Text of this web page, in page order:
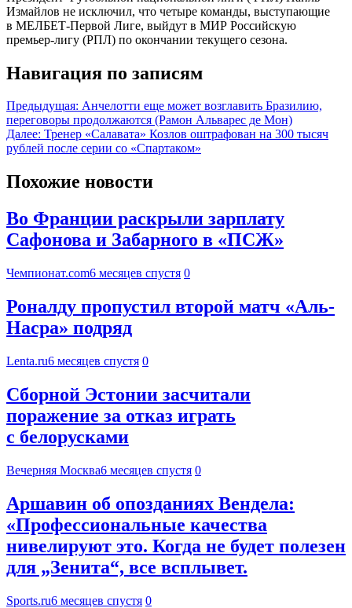
Измайлов не исключил, что четыре команды, выступающие
в МЕЛБЕТ‑Первой Лиге, выйдут в МИР Российскую
премьер‑лигу (РПЛ) по окончании текущего сезона.
Навигация по записям
Предыдущая: Анчелотти еще может возглавить Бразилию,
переговоры продолжаются (Рамон Альварес де Мон)
Далее: Тренер «Салавата» Козлов оштрафован на 300 тысяч
рублей после серии со «Спартаком»
Похожие новости
Во Франции раскрыли зарплату
Сафонова и Забарного в «ПСЖ»
Чемпионат.com6 месяцев спустя 0
Роналду пропустил второй матч «Аль-
Насра» подряд
Lenta.ru6 месяцев спустя 0
Сборной Эстонии засчитали
поражение за отказ играть
с белорусками
Вечерняя Москва6 месяцев спустя 0
Аршавин об опозданиях Вендела:
«Профессиональные качества
нивелируют это. Когда не будет полезен
для „Зенита“, все всплывет.
Sports.ru6 месяцев спустя 0